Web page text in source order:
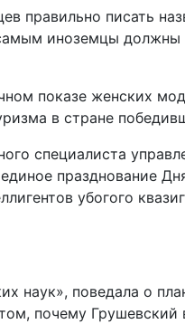
правильно писать
иноземцы должны
показе женских
в стране
специалиста
празднование
убогого
наук», поведала о
почему Грушевский